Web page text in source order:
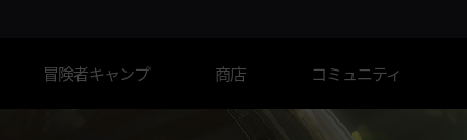
冒険者キャンプ 商店 コミュニティ